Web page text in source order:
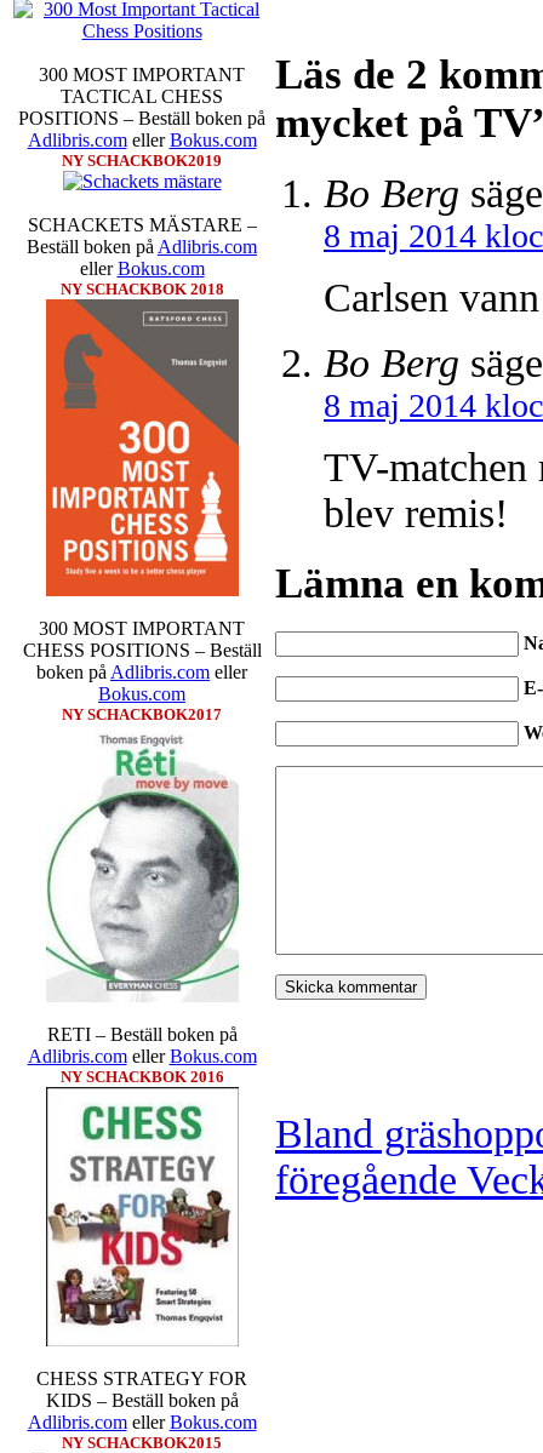
300 MOST IMPORTANT
TACTICAL CHESS
POSITIONS – Beställ boken på
Adlibris.comellerBokus.com
NY SCHACKBOK2019
SCHACKETS MÄSTARE –
Beställ boken på Adlibris.com
ellerBokus.com
NY SCHACKBOK 2018
300 MOST IMPORTANT
CHESS POSITIONS – Beställ
boken på Adlibris.com eller
Bokus.com
NY SCHACKBOK2017
RETI – Beställ boken på
Adlibris.comellerBokus.com
NY SCHACKBOK 2016
CHESS STRATEGY FOR
KIDS – Beställ boken på
Adlibris.comellerBokus.com
NY SCHACKBOK2015
Läs de 2
mycket på
Bo Berg
8 maj 2014
Carlsen
Bo Berg
8 maj 2014
TV-matchen
blev remis!
Lämna en
Bland
föregående